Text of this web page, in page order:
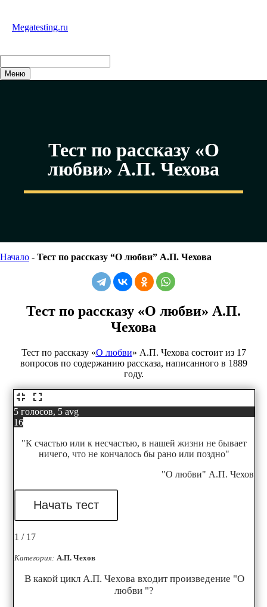
содержимому
Megatesting.ru
Меню
Тест по рассказу «О
любви» А.П. Чехова
Начало - Тест по рассказу “О любви” А.П. Чехова
Тест по рассказу «О любви» А.П.
Чехова
Тест по рассказу «О любви» А.П. Чехова состоит из 17
вопросов по содержанию рассказа, написанного в 1889
году.
5 голосов, 5 avg
16
"К счастью или к несчастью, в нашей жизни не бывает
ничего, что не кончалось бы рано или поздно"
"О любви" А.П. Чехов
1 / 17
Категория: А.П. Чехов
В какой цикл А.П. Чехова входит произведение "О
любви "?